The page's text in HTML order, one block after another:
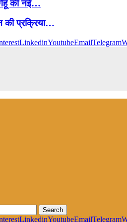
की नई…
की प्रक्रिया…
LinkedinYoutubeEmailTelegram
Search
LinkedinYoutubeEmailTelegram